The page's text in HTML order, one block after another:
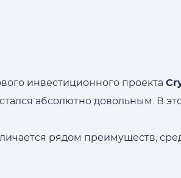
инвестиционного проекта
абсолютно довольным. В
рядом преимуществ,